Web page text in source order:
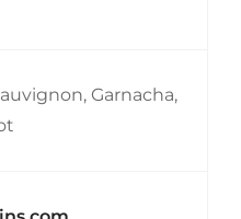
Garnacha,